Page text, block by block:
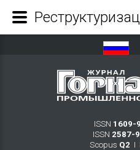
ISSN 1609-
ISSN 2587-
Scopus Q2